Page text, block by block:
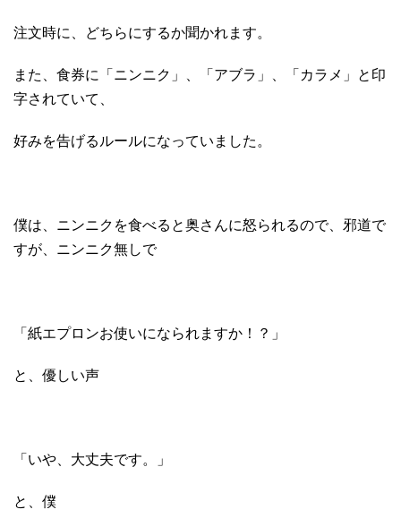
注文時に、どちらにするか聞かれます。
また、食券に「ニンニク」、「アブラ」、「カラメ」と印
字されていて、
好みを告げるルールになっていました。
僕は、ニンニクを食べると奥さんに怒られるので、邪道で
すが、ニンニク無しで
「紙エプロンお使いになられますか！？」
と、優しい声
「いや、大丈夫です。」
と、僕